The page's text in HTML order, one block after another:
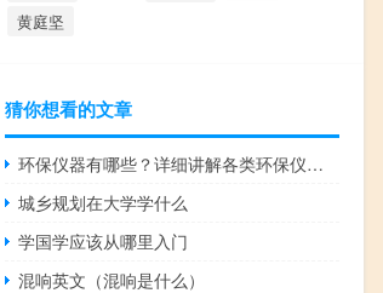
黄庭坚
猜你想看的文章
环保仪器有哪些？详细讲解各类环保仪器的使用方法
城乡规划在大学学什么
学国学应该从哪里入门
混响英文（混响是什么）